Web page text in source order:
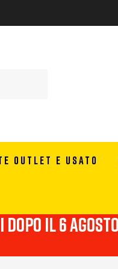
SCONTI RISERVATI PER
OUTLET E USATO
dopo il 6